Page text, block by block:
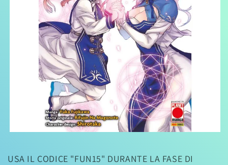
1
USA IL CODICE "FUN15" DURANTE LA FASE DI